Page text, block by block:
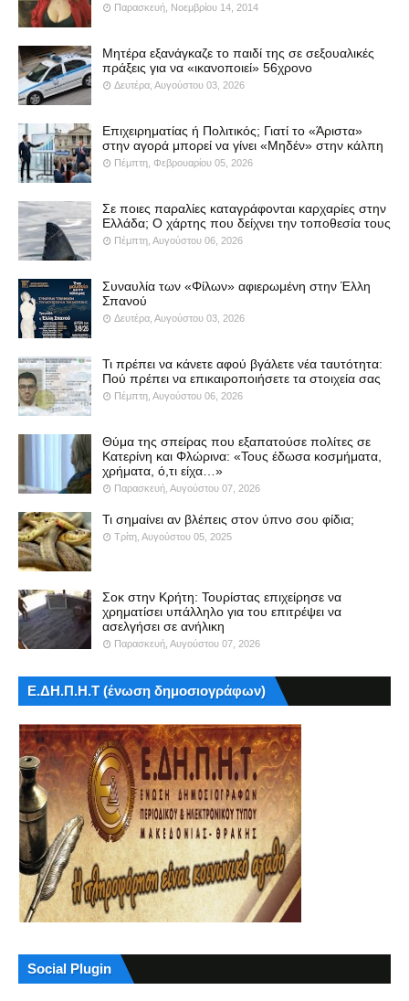
Παρασκευή, Νοεμβρίου 14, 2014
Μητέρα εξανάγκαζε το παιδί της σε σεξουαλικές
πράξεις για να «ικανοποιεί» 56χρονο
Δευτέρα, Αυγούστου 03, 2026
Επιχειρηματίας ή Πολιτικός; Γιατί το «Άριστα»
στην αγορά μπορεί να γίνει «Μηδέν» στην κάλπη
Πέμπτη, Φεβρουαρίου 05, 2026
Σε ποιες παραλίες καταγράφονται καρχαρίες στην
Ελλάδα; Ο χάρτης που δείχνει την τοποθεσία τους
Πέμπτη, Αυγούστου 06, 2026
Συναυλία των «Φίλων» αφιερωμένη στην Έλλη
Σπανού
Δευτέρα, Αυγούστου 03, 2026
Τι πρέπει να κάνετε αφού βγάλετε νέα ταυτότητα:
Πού πρέπει να επικαιροποιήσετε τα στοιχεία σας
Πέμπτη, Αυγούστου 06, 2026
Θύμα της σπείρας που εξαπατούσε πολίτες σε
Κατερίνη και Φλώρινα: «Τους έδωσα κοσμήματα,
χρήματα, ό,τι είχα…»
Παρασκευή, Αυγούστου 07, 2026
Τι σημαίνει αν βλέπεις στον ύπνο σου φίδια;
Τρίτη, Αυγούστου 05, 2025
Σοκ στην Κρήτη: Τουρίστας επιχείρησε να
χρηματίσει υπάλληλο για του επιτρέψει να
ασελγήσει σε ανήλικη
Παρασκευή, Αυγούστου 07, 2026
Ε.ΔΗ.Π.Η.Τ (ένωση δημοσιογράφων)
Social Plugin